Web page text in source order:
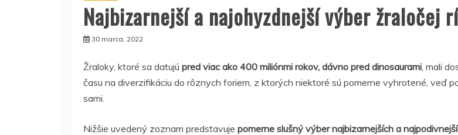
Najbizarnejší a najohyzdnejší výber žraločej
30 marca, 2022
Žraloky, ktoré sa datujú pred viac ako 400 miliónmi rokov, dávno pred dinosaurami, mali
času na diverzifikáciu do rôznych foriem, z ktorých niektoré sú pomerne vyhrotené, veď
sami.
Nižšie uvedený zoznam predstavuje pomerne slušný výber najbizarnejších a